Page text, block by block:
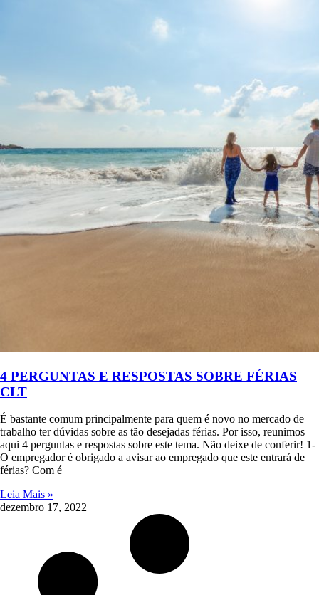
4 PERGUNTAS E RESPOSTAS SOBRE FÉRIAS
CLT
É bastante comum principalmente para quem é novo no mercado de
trabalho ter dúvidas sobre as tão desejadas férias. Por isso, reunimos
aqui 4 perguntas e respostas sobre este tema. Não deixe de conferir! 1-
O empregador é obrigado a avisar ao empregado que este entrará de
férias? Com é
Leia Mais »
dezembro 17, 2022